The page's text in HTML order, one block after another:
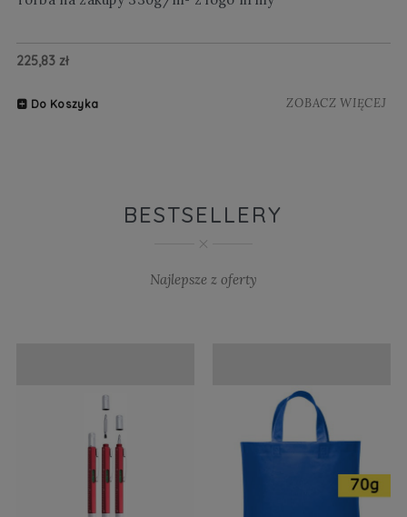
225,83 zł
Do Koszyka ZOBACZ WIĘCEJ
BESTSELLERY
Najlepsze z oferty